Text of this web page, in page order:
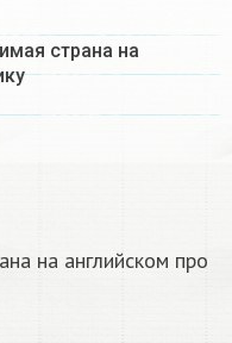
страна на
на английском про